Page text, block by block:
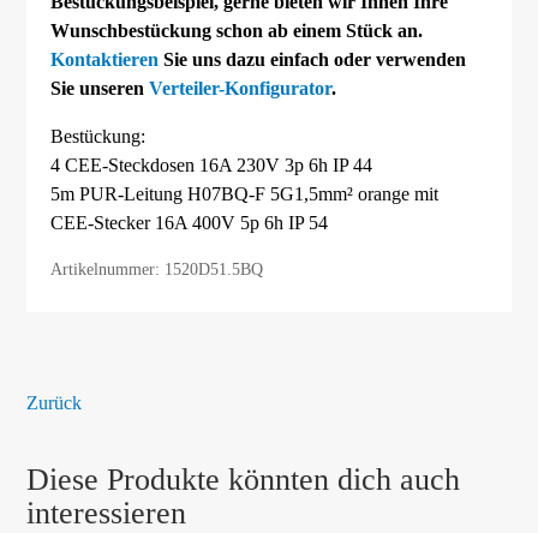
Wunschbestückung schon ab einem Stück an.
Kontaktieren Sie uns dazu einfach oder verwenden
Sie unserenVerteiler-Konfigurator.
Bestückung:
4 CEE-Steckdosen 16A 230V 3p 6h IP 44
5m PUR-Leitung H07BQ-F 5G1,5mm² orange mit
CEE-Stecker 16A 400V 5p 6h IP 54
Artikelnummer: 1520D51.5BQ
Zurück
Diese Produkte könnten dich auch
interessieren